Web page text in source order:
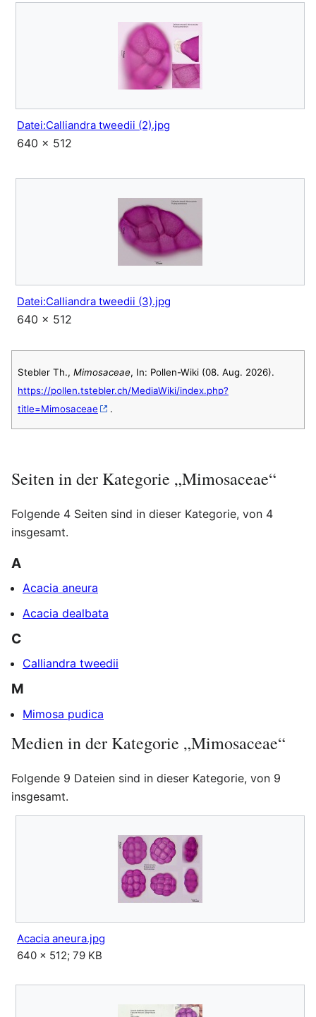
Datei:Calliandra tweedii (2).jpg
640 × 512
Datei:Calliandra tweedii (3).jpg
640 × 512
Stebler Th., Mimosaceae, In: Pollen-Wiki (08. Aug. 2026).
https://pollen.tstebler.ch/MediaWiki/index.php?
title=Mimosaceae
.
Seiten in der Kategorie „Mimosaceae“
Folgende 4 Seiten sind in dieser Kategorie, von 4
insgesamt.
A
Acacia aneura
Acacia dealbata
C
Calliandra tweedii
M
Mimosa pudica
Medien in der Kategorie „Mimosaceae“
Folgende 9 Dateien sind in dieser Kategorie, von 9
insgesamt.
Acacia aneura.jpg
640 × 512; 79 KB